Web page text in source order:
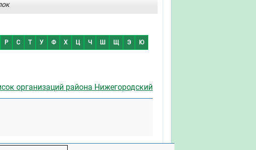
Р С Т У Ф Х Ц Ч Ш Щ Э Ю
организаций района Нижегородский